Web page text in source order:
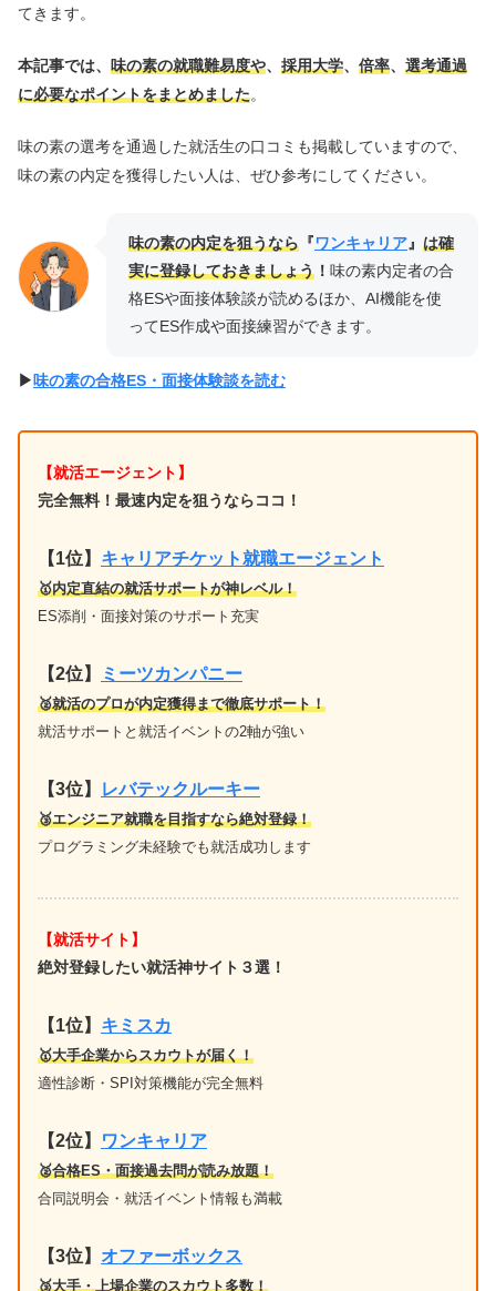
てきます。
本記事では、 味の素の就職難易度や、 採用大学、 倍率、 選考通過
に必要なポイントをまとめました。
味の素の選考を通過した就活生の口コミも掲載していますので、
味の素の内定を獲得したい人は、ぜひ参考にしてください。
味の素の内定を狙うなら 『 ワンキャリア 』 は確
実に登録しておきましょう ！ 味の素内定者の合
格ESや面接体験談が読めるほか、AI機能を使
ってES作成や面接練習ができます。
▶︎ 味の素の合格ES・面接体験談を読む
【就活エージェント】
完全無料！最速内定を狙うならココ！
【1位】 キャリアチケット就職エージェント
🥇内定直結の就活サポートが神レベル！
ES添削・面接対策のサポート充実
【2位】 ミーツカンパニー
🥈就活のプロが内定獲得まで徹底サポート！
就活サポートと就活イベントの2軸が強い
【3位】 レバテックルーキー
🥉エンジニア就職を目指すなら絶対登録！
プログラミング未経験でも就活成功します
【就活サイト】
絶対登録したい就活神サイト３選！
【1位】 キミスカ
🥇大手企業からスカウトが届く！
適性診断・SPI対策機能が完全無料
【2位】 ワンキャリア
🥈合格ES・面接過去問が読み放題！
合同説明会・就活イベント情報も満載
【3位】 オファーボックス
🥉大手・上場企業のスカウト多数！